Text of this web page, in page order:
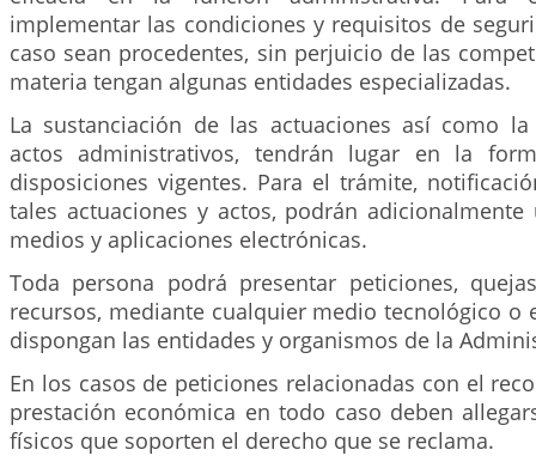
implementar las condiciones y requisitos de
caso sean procedentes, sin perjuicio de las
materia tengan algunas entidades especializadas.
La sustanciación de las actuaciones así como
actos administrativos, tendrán lugar en la
disposiciones vigentes. Para el trámite,
tales actuaciones y actos, podrán adicionalmente
medios y aplicaciones electrónicas.
Toda persona podrá presentar peticiones,
recursos, mediante cualquier medio tecnológico o
dispongan las entidades y organismos de la
En los casos de peticiones relacionadas con el
prestación económica en todo caso deben
físicos que soporten el derecho que se reclama.